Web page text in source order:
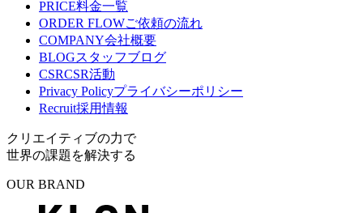
PRICE料金一覧
ORDER FLOWご依頼の流れ
COMPANY会社概要
BLOGスタッフブログ
CSRCSR活動
Privacy Policyプライバシーポリシー
Recruit採用情報
クリエイティブの力で
世界の課題を解決する
OUR BRAND